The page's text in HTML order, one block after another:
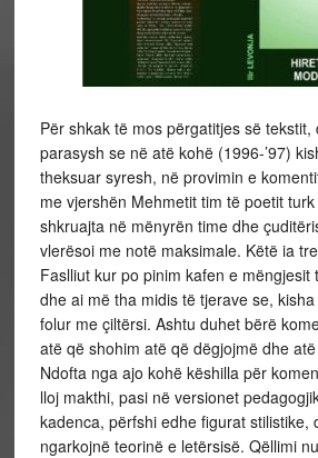
Për shkak të mos përgatitjes së tekstit,
parasysh se në atë kohë (1996-’97)
theksuar syresh, në provimin e
me vjershën Mehmetit tim të poetit
shkruajta në mënyrën time dhe
vlerësoi me notë maksimale. Këtë ia
Faslliut kur po pinim kafen e mëngjesit
dhe ai më tha midis të tjerave se,
folur me çiltërsi. Ashtu duhet bërë
atë që shohim atë që dëgjojmë dhe
Ndofta nga ajo kohë këshilla për
lloj makthi, pasi në versionet
kadenca, përfshi edhe figurat stilistike,
ngarkojnë teorinë e letërsisë. Qëllimi